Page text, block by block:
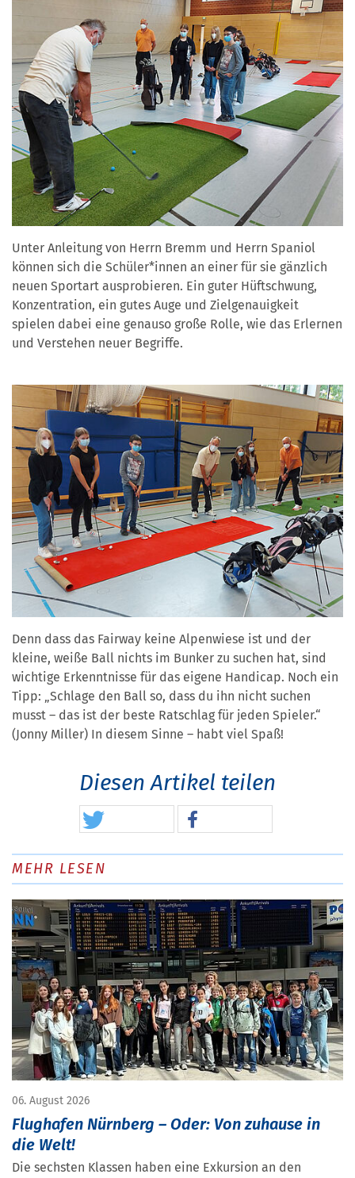
Unter Anleitung von Herrn Bremm und Herrn Spaniol
können sich die Schüler*innen an einer für sie gänzlich
neuen Sportart ausprobieren. Ein guter Hüftschwung,
Konzentration, ein gutes Auge und Zielgenauigkeit
spielen dabei eine genauso große Rolle, wie das Erlernen
und Verstehen neuer Begriffe.
Denn dass das Fairway keine Alpenwiese ist und der
kleine, weiße Ball nichts im Bunker zu suchen hat, sind
wichtige Erkenntnisse für das eigene Handicap. Noch ein
Tipp: „Schlage den Ball so, dass du ihn nicht suchen
musst – das ist der beste Ratschlag für jeden Spieler.“
(Jonny Miller) In diesem Sinne – habt viel Spaß!
Diesen Artikel teilen
MEHR LESEN
06. August 2026
Flughafen Nürnberg – Oder: Von zuhause in
die Welt!
Die sechsten Klassen haben eine Exkursion an den